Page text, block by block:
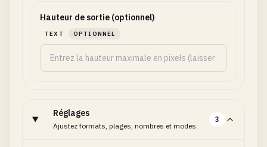
Hauteur de sortie (optionnel)
TEXT OPTIONNEL
Réglages
Ajustez formats, plages, nombres et modes.
3